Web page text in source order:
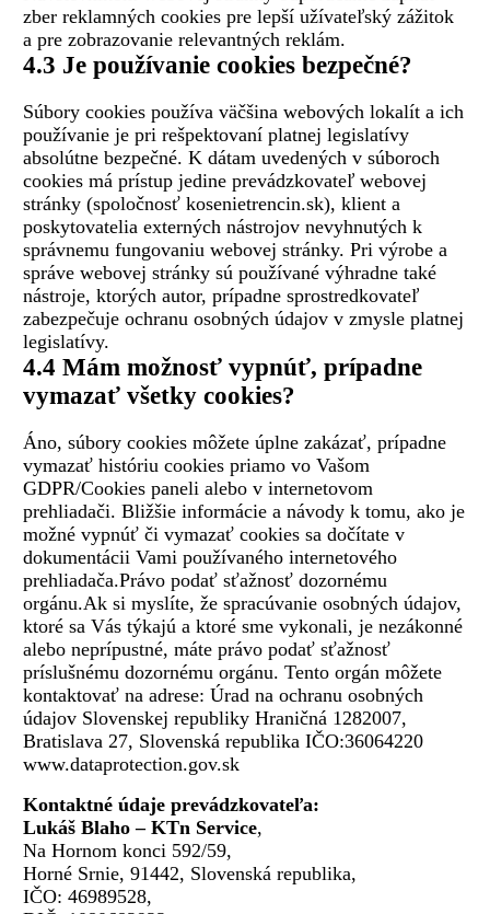
zber reklamných cookies pre lepší užívateľský zážitok
a pre zobrazovanie relevantných reklám.
4.3 Je používanie cookies bezpečné?
Súbory cookies používa väčšina webových lokalít a ich
používanie je pri rešpektovaní platnej legislatívy
absolútne bezpečné. K dátam uvedených v súboroch
cookies má prístup jedine prevádzkovateľ webovej
stránky (spoločnosť kosenietrencin.sk), klient a
poskytovatelia externých nástrojov nevyhnutých k
správnemu fungovaniu webovej stránky. Pri výrobe a
správe webovej stránky sú používané výhradne také
nástroje, ktorých autor, prípadne sprostredkovateľ
zabezpečuje ochranu osobných údajov v zmysle platnej
legislatívy.
4.4 Mám možnosť vypnúť, prípadne
vymazať všetky cookies?
Áno, súbory cookies môžete úplne zakázať, prípadne
vymazať históriu cookies priamo vo Vašom
GDPR/Cookies paneli alebo v internetovom
prehliadači. Bližšie informácie a návody k tomu, ako je
možné vypnúť či vymazať cookies sa dočítate v
dokumentácii Vami používaného internetového
prehliadača.Právo podať sťažnosť dozornému
orgánu.Ak si myslíte, že spracúvanie osobných údajov,
ktoré sa Vás týkajú a ktoré sme vykonali, je nezákonné
alebo neprípustné, máte právo podať sťažnosť
príslušnému dozornému orgánu. Tento orgán môžete
kontaktovať na adrese: Úrad na ochranu osobných
údajov Slovenskej republiky Hraničná 1282007,
Bratislava 27, Slovenská republika IČO:36064220
www.dataprotection.gov.sk
Kontaktné údaje prevádzkovateľa:
Lukáš Blaho – KTn Service,
Na Hornom konci 592/59,
Horné Srnie, 91442, Slovenská republika,
IČO: 46989528,